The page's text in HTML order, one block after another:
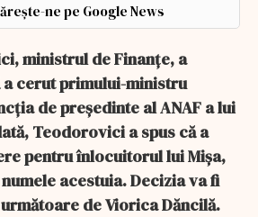
ne pe Google News
ministrul de Finanțe, a
cerut primului-ministru
de președinte al ANAF a lui
Teodorovici a spus că a
pentru înlocuitorul lui Mișa,
acestuia. Decizia va fi
de Viorica Dăncilă.